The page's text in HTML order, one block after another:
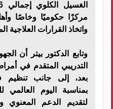
مركزًا حكوميًا وخاصًا
واتخاذ القرارات العلاجية
وتابع الدكتور بيتر أن
التدريبي المتقدم في
بعد، إلى جانب تنظيم
بمناسبة اليوم
لتقديم الدعم